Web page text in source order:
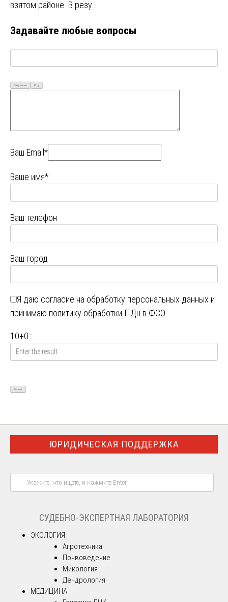
взятом районе. В резу…
Задавайте любые вопросы
Визуально Код
Ваш Email*
Ваше имя*
Ваш телефон
Ваш город
Я даю согласие на обработку персональных данных и
принимаю политику обработки ПДн в ФСЭ
10+0=
ЮРИДИЧЕСКАЯ ПОДДЕРЖКА
СУДЕБНО-ЭКСПЕРТНАЯ ЛАБОРАТОРИЯ
ЭКОЛОГИЯ
Агротехника
Почвоведение
Микология
Дендрология
МЕДИЦИНА